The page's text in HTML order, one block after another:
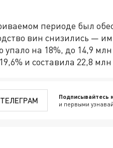
периоде был
вин снизились —
упало на 18%, до 14,9
и составила 22,8
ТЕЛЕГРАМ Подписывайтесь
и первыми